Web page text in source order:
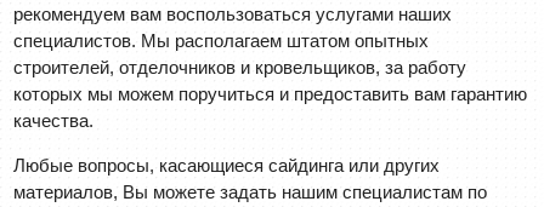
рекомендуем вам воспользоваться услугами наших
специалистов. Мы располагаем штатом опытных
строителей, отделочников и кровельщиков, за работу
которых мы можем поручиться и предоставить вам гарантию
качества.
Любые вопросы, касающиеся сайдинга или других
материалов, Вы можете задать нашим специалистам по